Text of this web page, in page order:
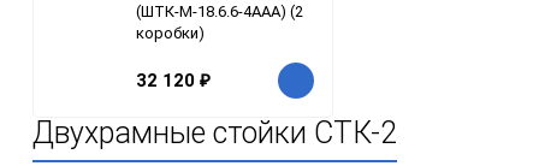
(ШТК-М-18.6.6-4ААА) (2
коробки)
32 120 ₽
Двухрамные стойки СТК-2